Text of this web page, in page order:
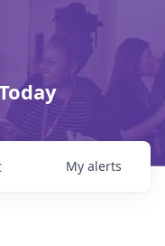
My alerts